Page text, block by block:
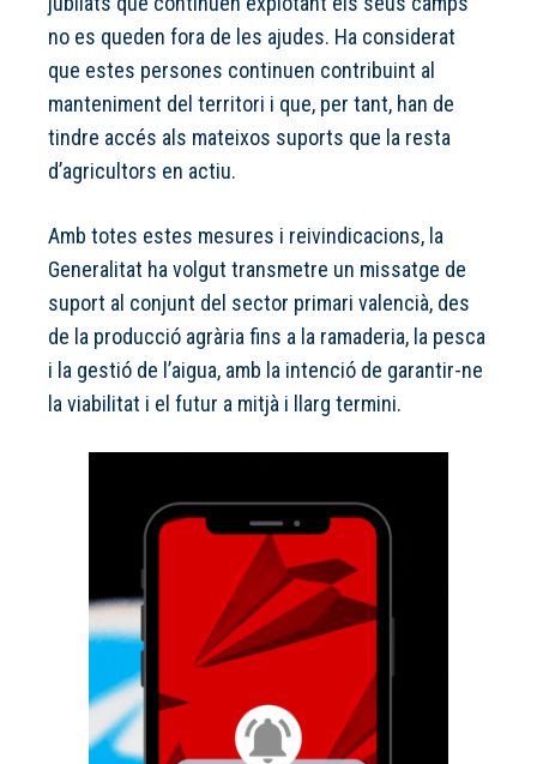
no es queden fora de les ajudes. Ha considerat
que estes persones continuen contribuint al
manteniment del territori i que, per tant, han de
tindre accés als mateixos suports que la resta
d’agricultors en actiu.
Amb totes estes mesures i reivindicacions, la
Generalitat ha volgut transmetre un missatge de
suport al conjunt del sector primari valencià, des
de la producció agrària fins a la ramaderia, la pesca
i la gestió de l’aigua, amb la intenció de garantir-ne
la viabilitat i el futur a mitjà i llarg termini.